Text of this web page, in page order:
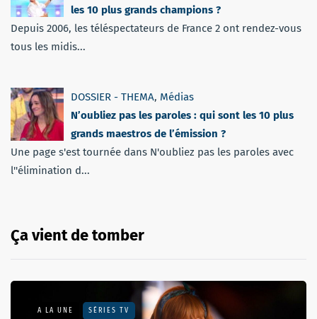
les 10 plus grands champions ?
Depuis 2006, les téléspectateurs de France 2 ont rendez-vous
tous les midis...
DOSSIER - THEMA, Médias
N’oubliez pas les paroles : qui sont les 10 plus
grands maestros de l’émission ?
Une page s'est tournée dans N'oubliez pas les paroles avec
l''élimination d...
Ça vient de tomber
A LA UNE SÉRIES TV